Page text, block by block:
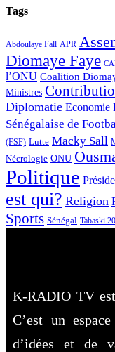
Tags
Abdoulaye Fall APR
Diomaye Faye
l’ONU Coalition
Ministres
Diplomatie Economie
Sénégalaise de
(FSF) Lutte Macky Sall
Nécrologie ONU
Politique
est qui? Religion
Sports Sénégal Tabaski
K-RADIO TV
C’est un
d’idées et de